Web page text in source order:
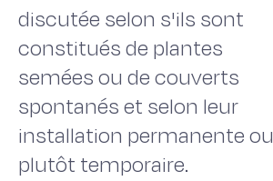
discutée selon s'ils sont
constitués de plantes
semées ou de couverts
spontanés et selon leur
installation permanente ou
plutôt temporaire.